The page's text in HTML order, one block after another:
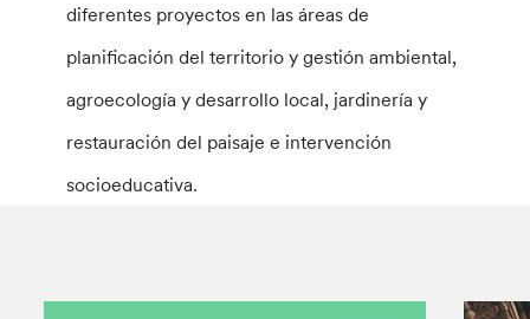
diferentes proyectos en las áreas de
planificación del territorio y gestión ambiental,
agroecología y desarrollo local, jardinería y
restauración del paisaje e intervención
socioeducativa.